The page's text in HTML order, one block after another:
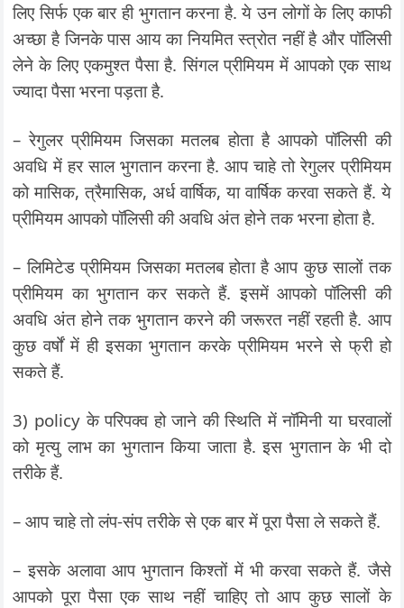
लिए सिर्फ एक बार ही भुगतान करना है. ये उन लोगों के लिए काफी
अच्छा है जिनके पास आय का नियमित स्त्रोत नहीं है और पॉलिसी
लेने के लिए एकमुश्त पैसा है. सिंगल प्रीमियम में आपको एक साथ
ज्यादा पैसा भरना पड़ता है.
– रेगुलर प्रीमियम जिसका मतलब होता है आपको पॉलिसी की
अवधि में हर साल भुगतान करना है. आप चाहे तो रेगुलर प्रीमियम
को मासिक, त्रैमासिक, अर्ध वार्षिक, या वार्षिक करवा सकते हैं. ये
प्रीमियम आपको पॉलिसी की अवधि अंत होने तक भरना होता है.
– लिमिटेड प्रीमियम जिसका मतलब होता है आप कुछ सालों तक
प्रीमियम का भुगतान कर सकते हैं. इसमें आपको पॉलिसी की
अवधि अंत होने तक भुगतान करने की जरूरत नहीं रहती है. आप
कुछ वर्षों में ही इसका भुगतान करके प्रीमियम भरने से फ्री हो
सकते हैं.
3) policy के परिपक्व हो जाने की स्थिति में नॉमिनी या घरवालों
को मृत्यु लाभ का भुगतान किया जाता है. इस भुगतान के भी दो
तरीके हैं.
– आप चाहे तो लंप-संप तरीके से एक बार में पूरा पैसा ले सकते हैं.
– इसके अलावा आप भुगतान किश्तों में भी करवा सकते हैं. जैसे
आपको पूरा पैसा एक साथ नहीं चाहिए तो आप कुछ सालों के